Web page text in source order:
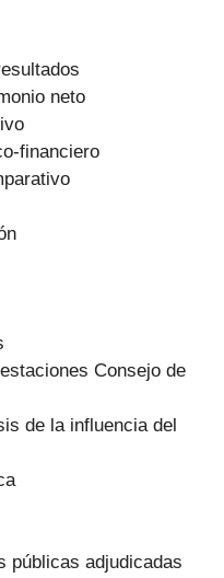
neto
financiero
Consejo de
de la influencia del
públicas adjudicadas